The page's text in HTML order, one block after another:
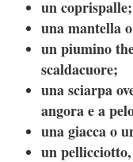
un coprispalle;
una mantella
un piumino
scaldacuore;
una sciarpa
angora e a
una giacca o
un